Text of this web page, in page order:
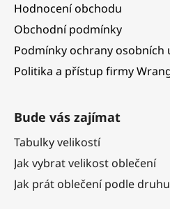
Hodnocení obchodu
Obchodní podmínky
Podmínky ochrany osobních
Politika a přístup firmy
Bude vás zajímat
Tabulky velikostí
Jak vybrat velikost oblečení
Jak prát oblečení podle druhu